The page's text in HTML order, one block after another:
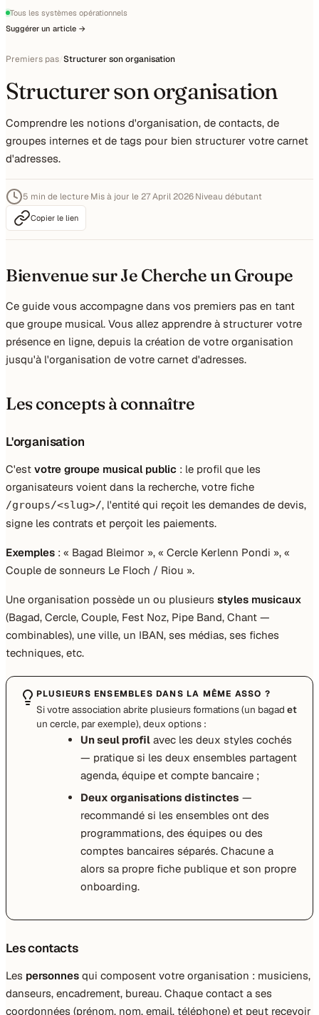
Tous les systèmes opérationnels
Suggérer un article →
Premiers pas Structurer son organisation
Structurer son organisation
Comprendre les notions d'organisation, de contacts, de
groupes internes et de tags pour bien structurer votre carnet
d'adresses.
5 min de lecture Mis à jour le 27 April 2026Niveau débutant
Copier le lien
Bienvenue sur Je Cherche un Groupe
Ce guide vous accompagne dans vos premiers pas en tant
que groupe musical. Vous allez apprendre à structurer votre
présence en ligne, depuis la création de votre organisation
jusqu'à l'organisation de votre carnet d'adresses.
Les concepts à connaître
L'organisation
C'est votre groupe musical public : le profil que les
organisateurs voient dans la recherche, votre fiche
/groups/<slug>/, l'entité qui reçoit les demandes de devis,
signe les contrats et perçoit les paiements.
Exemples : « Bagad Bleimor », « Cercle Kerlenn Pondi », «
Couple de sonneurs Le Floch / Riou ».
Une organisation possède un ou plusieurs styles musicaux
(Bagad, Cercle, Couple, Fest Noz, Pipe Band, Chant —
combinables), une ville, un IBAN, ses médias, ses fiches
techniques, etc.
PLUSIEURS ENSEMBLES DANS LA MÊME ASSO ?
Si votre association abrite plusieurs formations (un bagad et
un cercle, par exemple), deux options :
Un seul profil avec les deux styles cochés
— pratique si les deux ensembles partagent
agenda, équipe et compte bancaire ;
Deux organisations distinctes —
recommandé si les ensembles ont des
programmations, des équipes ou des
comptes bancaires séparés. Chacune a
alors sa propre fiche publique et son propre
onboarding.
Les contacts
Les personnes qui composent votre organisation : musiciens,
danseurs, encadrement, bureau. Chaque contact a ses
coordonnées (prénom, nom, email, téléphone) et peut recevoir